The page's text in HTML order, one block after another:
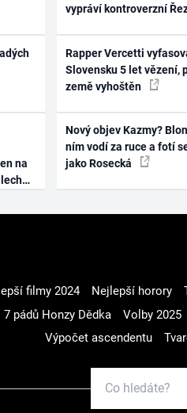
na
vypráví kontroverzní
Rapper Vercetti
Slovensku 5 let vězení,
země vyhoštěn
Nový objev Kazmy?
ním vodí za ruce a fotí
jako Rosecká
filmy 2024 Nejlepší horory
7 pádů Honzy Dědka Volby 2025
Výpočet ascendentu